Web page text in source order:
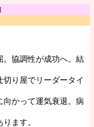
協調性が成功へ。結
り屋でリーダータイ
かって運気衰退。病
ます。